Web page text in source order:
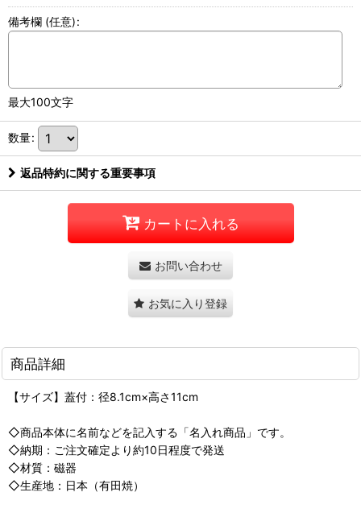
備考欄 (任意):
最大100文字
数量:
返品特約に関する重要事項
カートに入れる
お問い合わせ
お気に入り登録
商品詳細
【サイズ】蓋付：径8.1cm×高さ11cm
◇商品本体に名前などを記入する「名入れ商品」です。
◇納期：ご注文確定より約10日程度で発送
◇材質：磁器
◇生産地：日本（有田焼）